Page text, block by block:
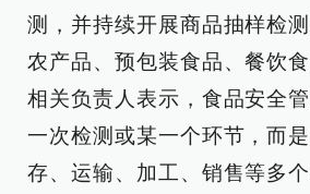
测，并持续开展商品抽样检
农产品、预包装食品、餐饮食
相关负责人表示，食品安全
一次检测或某一个环节，而
存、运输、加工、销售等多个